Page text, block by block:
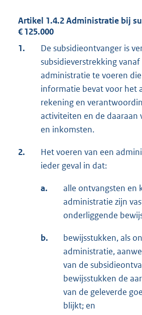
Artikel 1.4.2 Administratie bij
€ 125.000
1.
De subsidieontvanger is
subsidieverstrekking
administratie te voeren
informatie bevat voor het
rekening en
activiteiten en de daaraan
en inkomsten.
2.
Het voeren van een
ieder geval in dat:
a.
alle ontvangsten en
administratie zijn
onderliggende
b.
bewijsstukken, als
administratie,
van de
bewijsstukken de
van de geleverde
blijkt; en